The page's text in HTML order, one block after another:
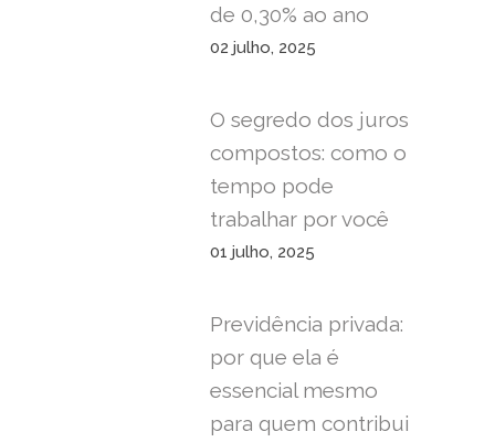
de 0,30% ao ano
02 julho, 2025
O segredo dos juros
compostos: como o
tempo pode
trabalhar por você
01 julho, 2025
Previdência privada:
por que ela é
essencial mesmo
para quem contribui